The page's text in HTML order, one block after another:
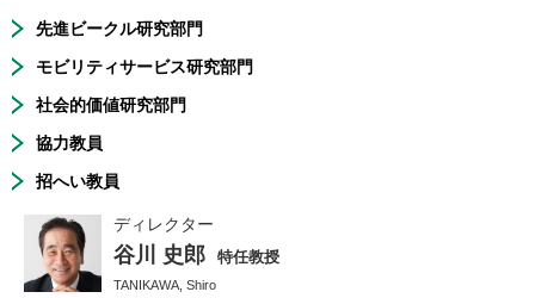
先進ビークル研究部門
モビリティサービス研究部門
社会的価値研究部門
協力教員
招へい教員
ディレクター
谷川 史郎 特任教授
TANIKAWA, Shiro